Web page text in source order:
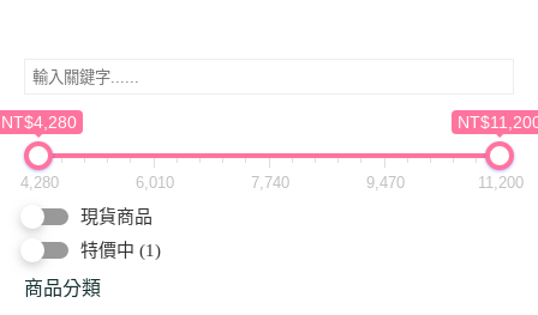
NT$4,280
4,280 6,010 7,740 9,470 11,200
現貨商品
特價中 (1)
商品分類